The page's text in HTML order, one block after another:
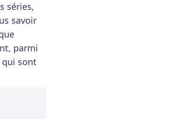
séries,
savoir
parmi
qui sont